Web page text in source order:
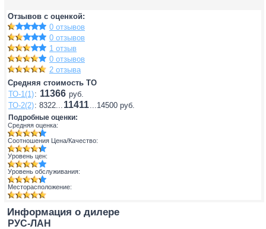
Отзывов с оценкой:
0 отзывов
0 отзывов
1 отзыв
0 отзывов
2 отзыва
Средняя стоимость ТО
ТО-1(1): 11366 руб.
ТО-2(2): 8322... 11411...14500 руб.
Подробные оценки:
Средняя оценка:
Соотношения Цена/Качество:
Уровень цен:
Уровень обслуживания:
Месторасположение:
Информация о дилере
РУС-ЛАН